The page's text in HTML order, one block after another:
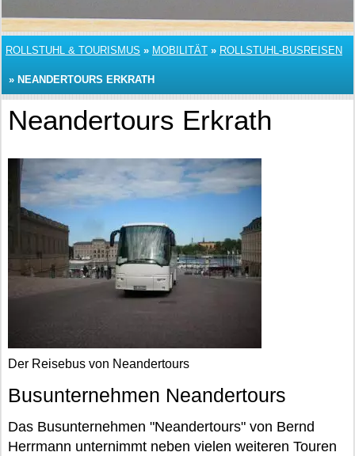
ROLLSTUHL & TOURISMUS » MOBILITÄT » ROLLSTUHL-BUSREISEN
» NEANDERTOURS ERKRATH
Neandertours Erkrath
Der Reisebus von Neandertours
Busunternehmen Neandertours
Das Busunternehmen "Neandertours" von Bernd
Herrmann unternimmt neben vielen weiteren Touren